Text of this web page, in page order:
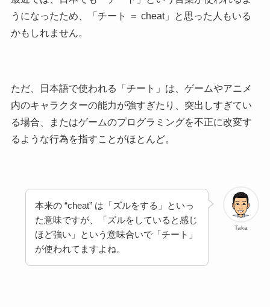
うになったため、「チート ＝ cheat」と思った人もいる
かもしれません。
ただ、日本語で使われる
「チート」は、ゲームやアニメ
内のキャラクターの能力が強すぎたり、突出しすぎてい
る場合、またはゲームのプログラミングを不正に改変す
るような行為を指すことがほとんど。
Taka
本来の “cheat” は「ズルをする」といっ
た意味ですが、「ズルをしていると感じ
ほど強い」という意味合いで「チート」
が使われてますよね。